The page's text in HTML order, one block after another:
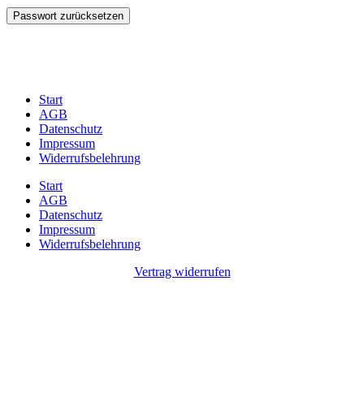
Passwort zurücksetzen
Start
AGB
Datenschutz
Impressum
Widerrufsbelehrung
Start
AGB
Datenschutz
Impressum
Widerrufsbelehrung
Vertrag widerrufen